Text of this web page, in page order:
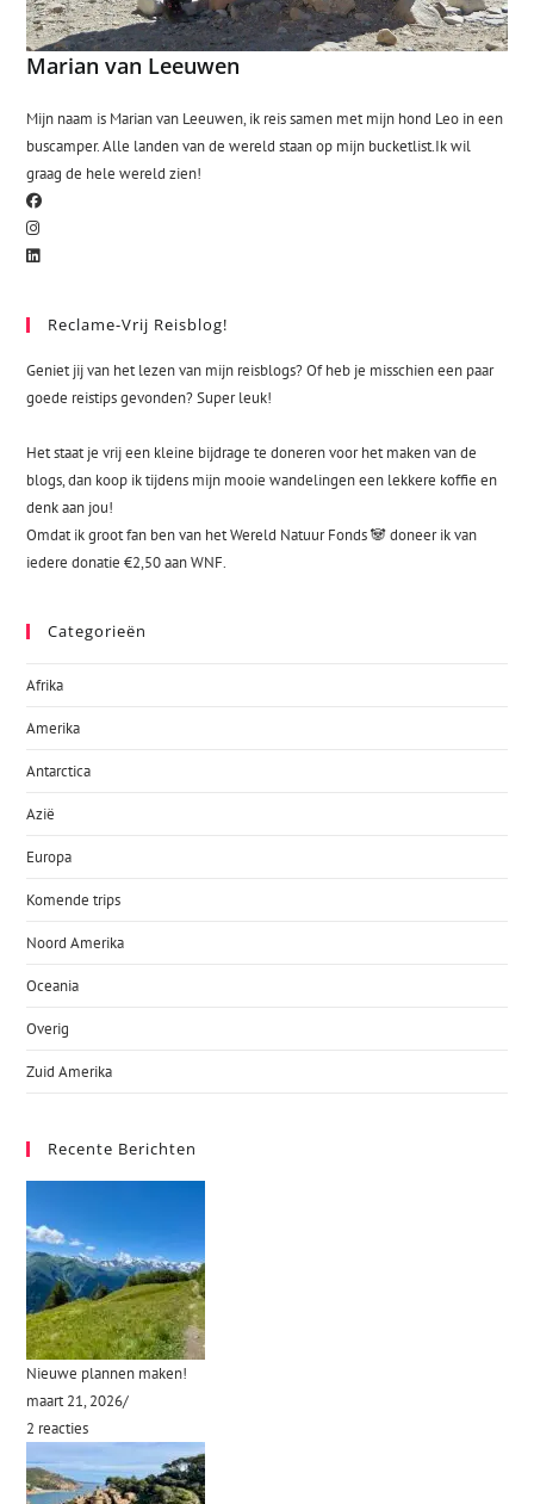
Marian van Leeuwen
Mijn naam is Marian van Leeuwen, ik reis samen met mijn hond Leo in een
buscamper. Alle landen van de wereld staan op mijn bucketlist.Ik wil
graag de hele wereld zien!
Reclame-Vrij Reisblog!
Geniet jij van het lezen van mijn reisblogs? Of heb je misschien een paar
goede reistips gevonden? Super leuk!
Het staat je vrij een kleine bijdrage te doneren voor het maken van de
blogs, dan koop ik tijdens mijn mooie wandelingen een lekkere koffie en
denk aan jou!
Omdat ik groot fan ben van het Wereld Natuur Fonds 🐼 doneer ik van
iedere donatie €2,50 aan WNF.
Categorieën
Afrika
Amerika
Antarctica
Azië
Europa
Komende trips
Noord Amerika
Oceania
Overig
Zuid Amerika
Recente Berichten
Nieuwe plannen maken!
maart 21, 2026/
2 reacties